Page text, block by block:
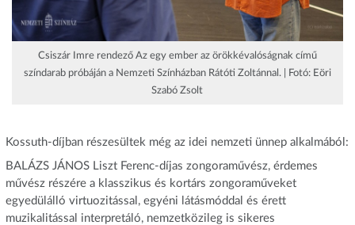
Csiszár Imre rendező Az egy ember az örökkévalóságnak című
színdarab próbáján a Nemzeti Színházban Rátóti Zoltánnal. | Fotó: Eöri
Szabó Zsolt
Kossuth-díjban részesültek még az idei nemzeti ünnep alkalmából:
BALÁZS JÁNOS Liszt Ferenc-díjas zongoraművész, érdemes
művész részére a klasszikus és kortárs zongoraműveket
egyedülálló virtuozitással, egyéni látásmóddal és érett
muzikalitással interpretáló, nemzetközileg is sikeres